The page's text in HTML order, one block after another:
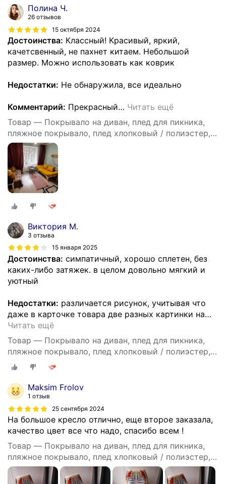
Полина Ч.
26 отзывов
15 октября 2024
Достоинства: Классный! Красивый, яркий,
качетсвенный, не пахнет китаем. Небольшой
размер. Можно использовать как коврик
Недостатки: Не обнаружила, все идеально
Комментарий: Прекрасный… Читать ещё
Товар — Покрывало на диван, плед для пикника,
пляжное покрывало, плед хлопковый / полиэстер,
современное покрывало для дивана в стиле INS с
цвета Моранди, размер 90X180
Виктория М.
3 отзыва
15 января 2025
Достоинства: симпатичный, хорошо сплетен, без
каких-либо затяжек. в целом довольно мягкий и
уютный
Недостатки: различается рисунок, учитывая что
даже в карточке товара две разных картинки на…
Читать ещё
Товар — Покрывало на диван, плед для пикника,
пляжное покрывало, плед хлопковый / полиэстер,
современное покрывало для дивана в стиле INS с
цвета Моранди, размер 90X180
Maksim Frolov
1 отзыв
25 сентября 2024
На большое кресло отлично, еще второе заказала,
качество цвет все что надо, спасибо всем !
Товар — Покрывало на диван, плед для пикника,
пляжное покрывало, плед хлопковый / полиэстер,
современное покрывало для дивана в стиле INS с
Осенние кленовые листья, размер 90X180